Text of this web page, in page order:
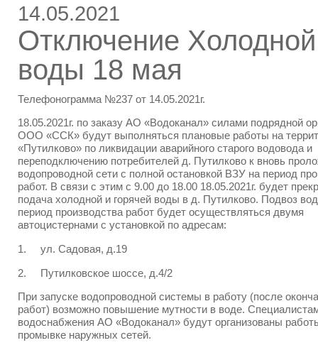
14.05.2021
Отключение
воды 18 мая
Телефонограмма №237 от 14.05.2021г.
18.05.2021г. по заказу АО «Водоканал» силами подрядной
ООО «ССК» будут выполняться плановые работы на
«Путилково» по ликвидации аварийного старого водовода и
переподключению потребителей д. Путилково к вновь
водопроводной сети с полной остановкой ВЗУ на период
работ. В связи с этим с 9.00 до 18.00 18.05.2021г. будет
подача холодной и горячей воды в д. Путилково. Подвоз
период производства работ будет осуществляться двумя
автоцистернами с установкой по адресам:
1. ул. Садовая, д.19
2. Путилковское шоссе, д.4/2
При запуске водопроводной системы в работу (после
работ) возможно повышение мутности в воде.
водоснабжения АО «Водоканал» будут организованы
промывке наружных сетей.